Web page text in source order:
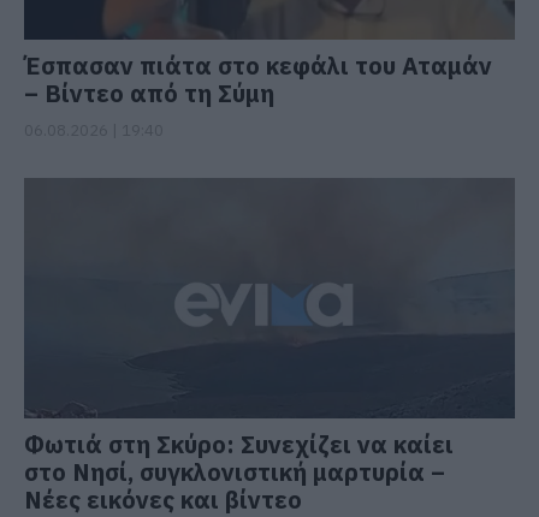
Έσπασαν πιάτα στο κεφάλι του Αταμάν
– Βίντεο από τη Σύμη
Φωτιά στη Σκύρο: Συνεχίζει να καίει
στο Νησί, συγκλονιστική μαρτυρία –
Νέες εικόνες και βίντεο